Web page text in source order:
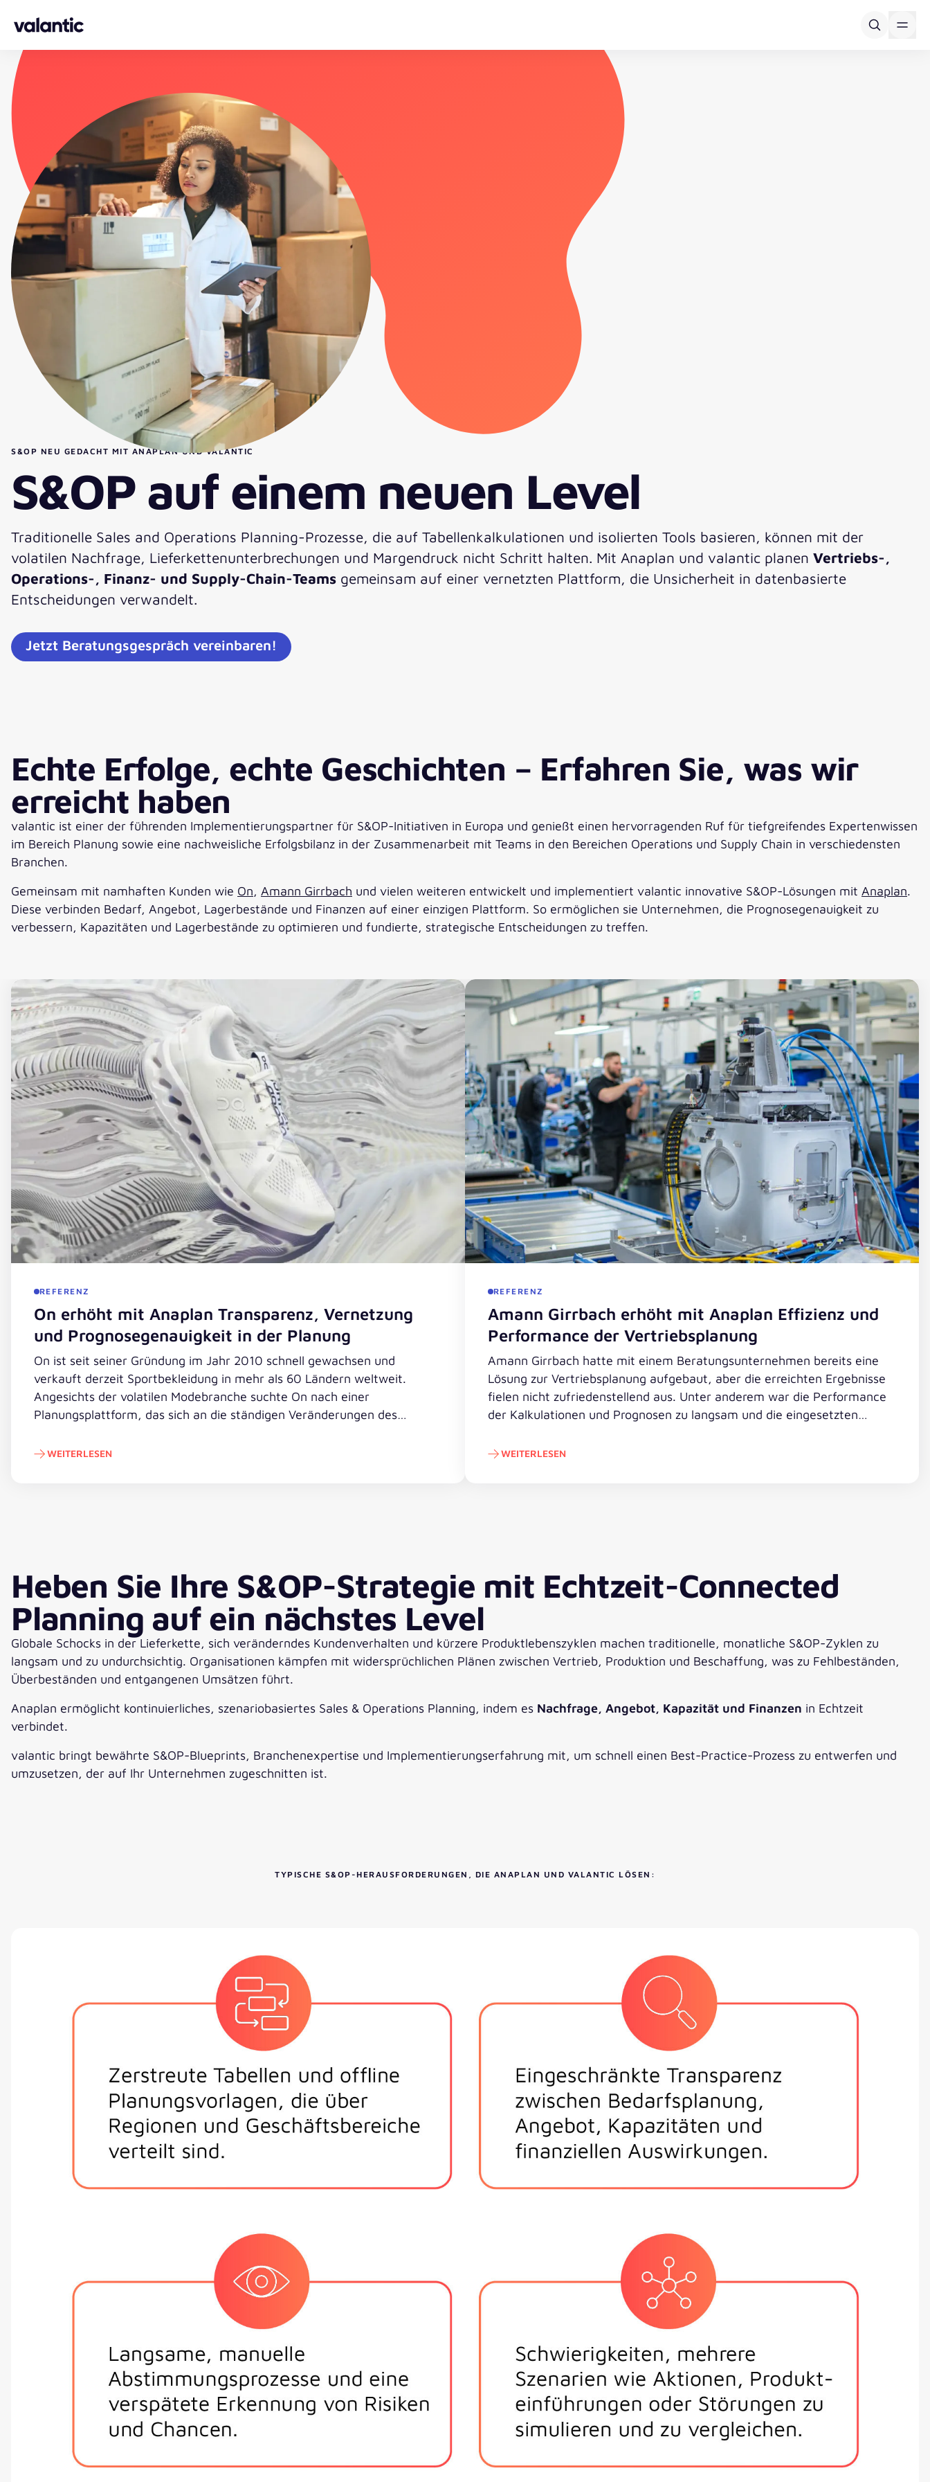
S&OP NEU GEDACHT MIT ANAPLAN UND VALANTIC
S&OP auf einem neuen Level
Traditionelle Sales and Operations Planning-Prozesse, die auf Tabellenkalkulationen und isolierten Tools basieren, können mit der
volatilen Nachfrage, Lieferkettenunterbrechungen und Margendruck nicht Schritt halten. Mit Anaplan und valantic planen Vertriebs-,
Operations-, Finanz- und Supply-Chain-Teams gemeinsam auf einer vernetzten Plattform, die Unsicherheit in datenbasierte
Entscheidungen verwandelt.
Jetzt Beratungsgespräch vereinbaren!
Echte Erfolge, echte Geschichten – Erfahren Sie, was wir
erreicht haben
valantic ist einer der führenden Implementierungspartner für S&OP-Initiativen in Europa und genießt einen hervorragenden Ruf für tiefgreifendes Expertenwissen
im Bereich Planung sowie eine nachweisliche Erfolgsbilanz in der Zusammenarbeit mit Teams in den Bereichen Operations und Supply Chain in verschiedensten
Branchen.
Gemeinsam mit namhaften Kunden wie On, Amann Girrbach und vielen weiteren entwickelt und implementiert valantic innovative S&OP-Lösungen mit Anaplan.
Diese verbinden Bedarf, Angebot, Lagerbestände und Finanzen auf einer einzigen Plattform. So ermöglichen sie Unternehmen, die Prognosegenauigkeit zu
verbessern, Kapazitäten und Lagerbestände zu optimieren und fundierte, strategische Entscheidungen zu treffen.
REFERENZ
On erhöht mit Anaplan Transparenz, Vernetzung
und Prognosegenauigkeit in der Planung
On ist seit seiner Gründung im Jahr 2010 schnell gewachsen und
verkauft derzeit Sportbekleidung in mehr als 60 Ländern weltweit.
Angesichts der volatilen Modebranche suchte On nach einer
Planungsplattform, das sich an die ständigen Veränderungen des
implementierte On erfolgreich die preisgekrönte Planungslösung
WEITERLESEN
REFERENZ
Amann Girrbach erhöht mit Anaplan Effizienz und
Performance der Vertriebsplanung
Amann Girrbach hatte mit einem Beratungsunternehmen bereits eine
Lösung zur Vertriebsplanung aufgebaut, aber die erreichten Ergebnisse
fielen nicht zufriedenstellend aus. Unter anderem war die Performance
der Kalkulationen und Prognosen zu langsam und die eingesetzten
hinzugezogen und hat mit seinen erfahrenen Anaplan-Berater*innen das
WEITERLESEN
Heben Sie Ihre S&OP-Strategie mit Echtzeit-Connected
Planning auf ein nächstes Level
Globale Schocks in der Lieferkette, sich veränderndes Kundenverhalten und kürzere Produktlebenszyklen machen traditionelle, monatliche S&OP-Zyklen zu
langsam und zu undurchsichtig. Organisationen kämpfen mit widersprüchlichen Plänen zwischen Vertrieb, Produktion und Beschaffung, was zu Fehlbeständen,
Überbeständen und entgangenen Umsätzen führt.
Anaplan ermöglicht kontinuierliches, szenariobasiertes Sales & Operations Planning, indem es Nachfrage, Angebot, Kapazität und Finanzen in Echtzeit
verbindet.
valantic bringt bewährte S&OP-Blueprints, Branchenexpertise und Implementierungserfahrung mit, um schnell einen Best-Practice-Prozess zu entwerfen und
umzusetzen, der auf Ihr Unternehmen zugeschnitten ist.
TYPISCHE S&OP-HERAUSFORDERUNGEN, DIE ANAPLAN UND VALANTIC LÖSEN: